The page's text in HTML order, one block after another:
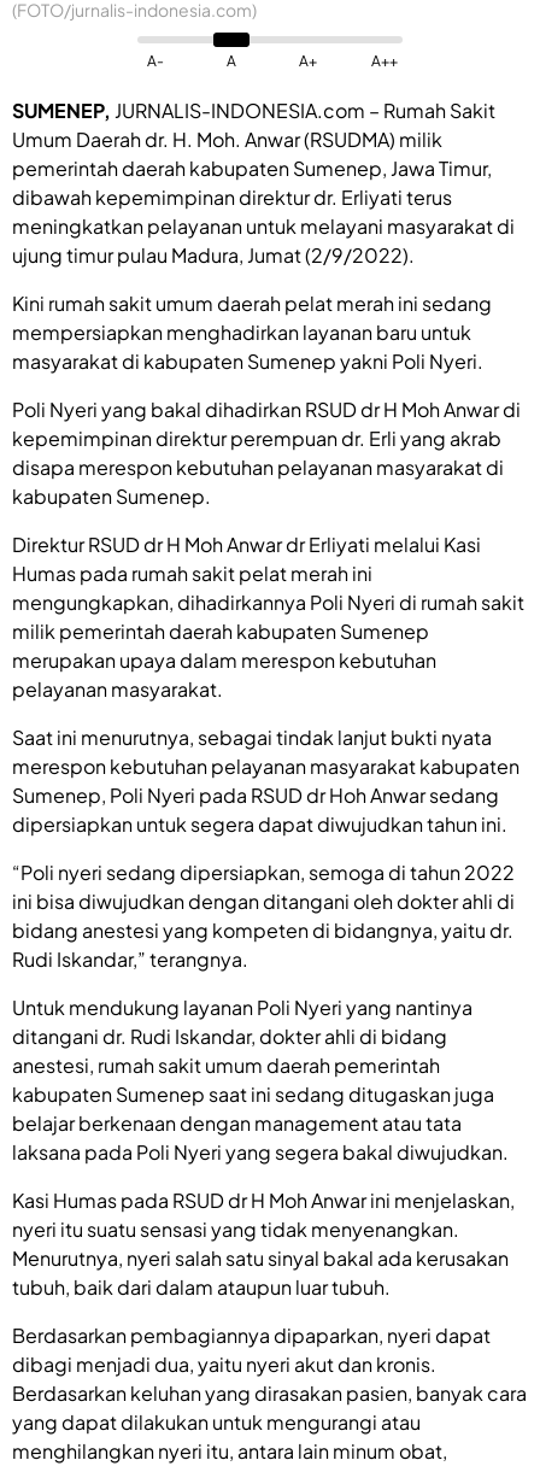
(FOTO/jurnalis-indonesia.com)
A- A A+ A++
SUMENEP, JURNALIS-INDONESIA.com – Rumah Sakit
Umum Daerah dr. H. Moh. Anwar (RSUDMA) milik
pemerintah daerah kabupaten Sumenep, Jawa Timur,
dibawah kepemimpinan direktur dr. Erliyati terus
meningkatkan pelayanan untuk melayani masyarakat di
ujung timur pulau Madura, Jumat (2/9/2022).
Kini rumah sakit umum daerah pelat merah ini sedang
mempersiapkan menghadirkan layanan baru untuk
masyarakat di kabupaten Sumenep yakni Poli Nyeri.
Poli Nyeri yang bakal dihadirkan RSUD dr H Moh Anwar di
kepemimpinan direktur perempuan dr. Erli yang akrab
disapa merespon kebutuhan pelayanan masyarakat di
kabupaten Sumenep.
Direktur RSUD dr H Moh Anwar dr Erliyati melalui Kasi
Humas pada rumah sakit pelat merah ini
mengungkapkan, dihadirkannya Poli Nyeri di rumah sakit
milik pemerintah daerah kabupaten Sumenep
merupakan upaya dalam merespon kebutuhan
pelayanan masyarakat.
Saat ini menurutnya, sebagai tindak lanjut bukti nyata
merespon kebutuhan pelayanan masyarakat kabupaten
Sumenep, Poli Nyeri pada RSUD dr Hoh Anwar sedang
dipersiapkan untuk segera dapat diwujudkan tahun ini.
“Poli nyeri sedang dipersiapkan, semoga di tahun 2022
ini bisa diwujudkan dengan ditangani oleh dokter ahli di
bidang anestesi yang kompeten di bidangnya, yaitu dr.
Rudi Iskandar,” terangnya.
Untuk mendukung layanan Poli Nyeri yang nantinya
ditangani dr. Rudi Iskandar, dokter ahli di bidang
anestesi, rumah sakit umum daerah pemerintah
kabupaten Sumenep saat ini sedang ditugaskan juga
belajar berkenaan dengan management atau tata
laksana pada Poli Nyeri yang segera bakal diwujudkan.
Kasi Humas pada RSUD dr H Moh Anwar ini menjelaskan,
nyeri itu suatu sensasi yang tidak menyenangkan.
Menurutnya, nyeri salah satu sinyal bakal ada kerusakan
tubuh, baik dari dalam ataupun luar tubuh.
Berdasarkan pembagiannya dipaparkan, nyeri dapat
dibagi menjadi dua, yaitu nyeri akut dan kronis.
Berdasarkan keluhan yang dirasakan pasien, banyak cara
yang dapat dilakukan untuk mengurangi atau
menghilangkan nyeri itu, antara lain minum obat,